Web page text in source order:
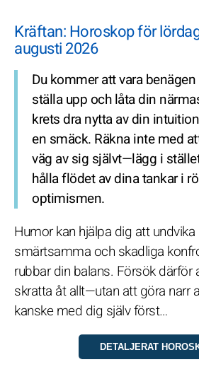
Kräftan: Horoskop för
augusti 2026
Du kommer att vara
ställa upp och låta din
krets dra nytta av din
en smäck. Räkna inte med
väg av sig självt—lägg i
hålla flödet av dina tankar i
optimismen.
Humor kan hjälpa dig att undvika
smärtsamma och skadliga
rubbar din balans. Försök därför
skratta åt allt—utan att göra narr
kanske med dig själv först…